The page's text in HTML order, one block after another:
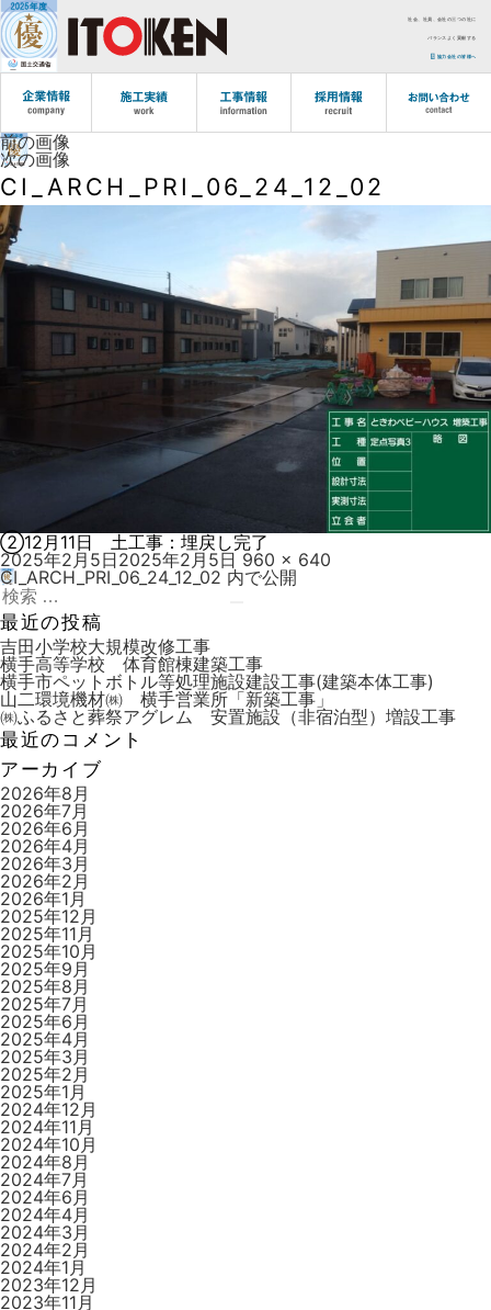
社会、社員、会社の三つの社に
バランスよく貢献する
協力会社の皆様へ
前の画像
次の画像
CI_ARCH_PRI_06_24_12_02
②12月11日 土工事：埋戻し完了
投
稿
日:
2025年2月5日2025年2月5日 フ
ル
サ
960 × 640
投
稿
ナ
ビ
ゲ
ー
シ
ョ
ン
CI_ARCH_PRI_06_24_12_02 内で公開
検
索:
最近の投稿
吉田小学校大規模改修工事
横手高等学校 体育館棟建築工事
横手市ペットボトル等処理施設建設工事(建築本体工事)
山二環境機材㈱ 横手営業所「新築工事」
㈱ふるさと葬祭アグレム 安置施設（非宿泊型）増設工事
最近のコメント
アーカイブ
2026年8月
2026年7月
2026年6月
2026年4月
2026年3月
2026年2月
2026年1月
2025年12月
2025年11月
2025年10月
2025年9月
2025年8月
2025年7月
2025年6月
2025年4月
2025年3月
2025年2月
2025年1月
2024年12月
2024年11月
2024年10月
2024年8月
2024年7月
2024年6月
2024年4月
2024年3月
2024年2月
2024年1月
2023年12月
2023年11月